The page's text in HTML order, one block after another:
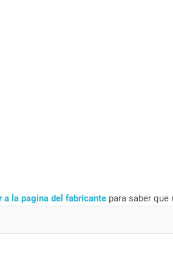
a la pagina del fabricante para saber